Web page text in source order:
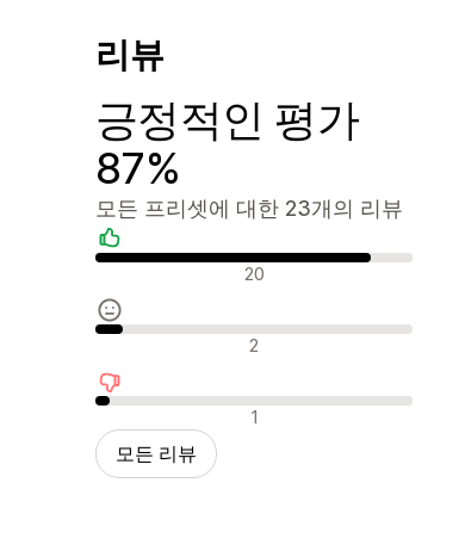
리뷰
긍정적인 평가
87%
모든 프리셋에 대한 23개의 리뷰
긍정적인 리뷰 20
중립적인 리뷰 2
부정적인 리뷰 1
모든 리뷰